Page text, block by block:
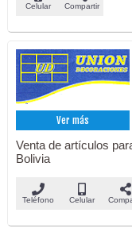
Celular Compartir
Ver más
Venta de artículos
Bolivia
Teléfono Celular